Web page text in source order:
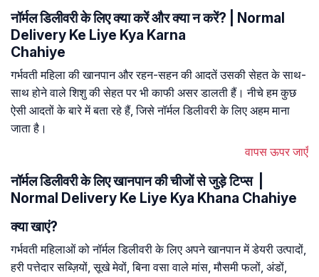
नॉर्मल डिलीवरी के लिए क्या करें और क्या न करें? | Normal
Delivery Ke Liye Kya Karna
Chahiye
गर्भवती महिला की खानपान और रहन-सहन की आदतें उसकी सेहत के साथ-
साथ होने वाले शिशु की सेहत पर भी काफी असर डालती हैं। नीचे हम कुछ
ऐसी आदतों के बारे में बता रहे हैं, जिसे नॉर्मल डिलीवरी के लिए अहम माना
जाता है।
वापस ऊपर जाएँ
नॉर्मल डिलीवरी के लिए खानपान की चीजों से जुड़े टिप्स |
Normal Delivery Ke Liye Kya Khana Chahiye
क्या खाएं?
गर्भवती महिलाओं को नॉर्मल डिलीवरी के लिए अपने खानपान में डेयरी उत्पादों,
हरी पत्तेदार सब्ज़ियों, सूखे मेवों, बिना वसा वाले मांस, मौसमी फलों, अंडों,